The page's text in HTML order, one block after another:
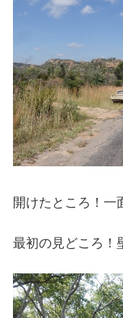
開けたところ！一
最初の見どころ！